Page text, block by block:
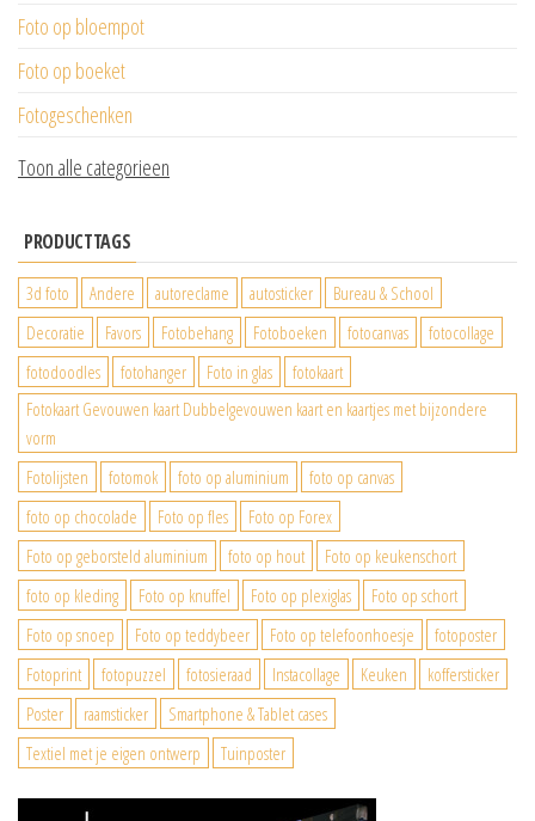
Foto op bloempot
Foto op boeket
Fotogeschenken
Toon alle categorieen
PRODUCTTAGS
3d foto Andere autoreclame autosticker
Bureau & School
Decoratie
Favors Fotobehang Fotoboeken fotocanvas
fotocollage
fotodoodles
fotohanger Foto in glas
fotokaart
Fotokaart Gevouwen kaart Dubbelgevouwen kaart en kaartjes met bijzondere
vorm
Fotolijsten
fotomok foto op aluminium
foto op canvas
foto op chocolade
Foto op fles
Foto op Forex
Foto op geborsteld aluminium
foto op hout
Foto op keukenschort
foto op kleding
Foto op knuffel Foto op plexiglas
Foto op schort
Foto op snoep
Foto op teddybeer Foto op telefoonhoesje
fotoposter
Fotoprint
fotopuzzel fotosieraad Instacollage Keuken
koffersticker
Poster
raamsticker
Smartphone & Tablet cases
Textiel met je eigen ontwerp
Tuinposter